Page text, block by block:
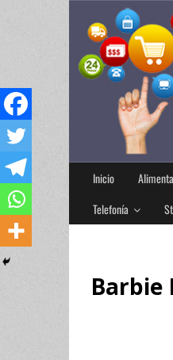
Inicio
Telefonía
Barbie